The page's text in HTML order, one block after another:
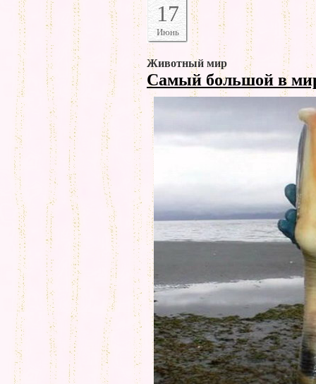
17
Июнь
Животный мир
Самый большой в